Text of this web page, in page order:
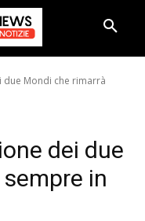
Mondi che rimarrà
dei due
in